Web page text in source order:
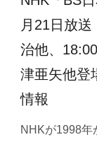
月21日放
治他、
津亜矢他登
情報
NHKが1998年